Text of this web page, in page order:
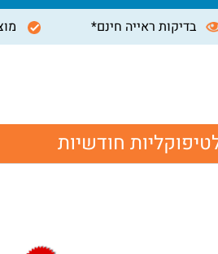
בדיקות ראייה חינם*